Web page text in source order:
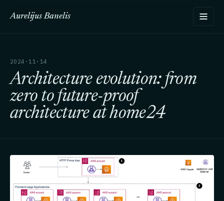
Aurelijus Banelis
2024·11·14
Architecture evolution: from
zero to future-proof
architecture at home24